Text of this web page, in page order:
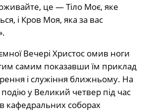
це — Тіло Моє, яке
і Кров Моя, яка за вас
Вечері Христос омив ноги
самим показавши їм приклад
і служіння ближньому. На
у Великий четвер під час
кафедральних соборах